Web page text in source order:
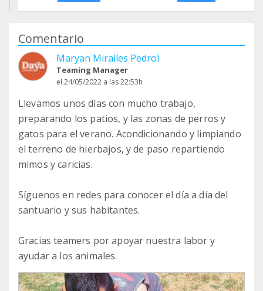
Comentario
Maryan Miralles Pedrol
Teaming Manager
el 24/05/2022 a las 22:53h
Llevamos unos días con mucho trabajo,
preparando los patios, y las zonas de perros y
gatos para el verano. Acondicionando y limpiando
el terreno de hierbajos, y de paso repartiendo
mimos y caricias.
Síguenos en redes para conocer el día a día del
santuario y sus habitantes.
Gracias teamers por apoyar nuestra labor y
ayudar a los animales.